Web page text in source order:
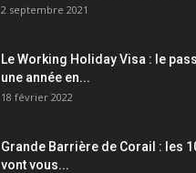
2 septembre 2021
Le Working Holiday Visa : le
une année en...
18 février 2022
Grande Barrière de Corail : les
vont vous...